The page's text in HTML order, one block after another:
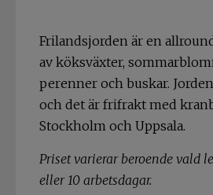
Frilandsjorden är en
av köksväxter,
perenner och buskar.
och det är frifrakt med
Stockholm och Uppsala.
Priset varierar beroende vald
eller 10 arbetsdagar.